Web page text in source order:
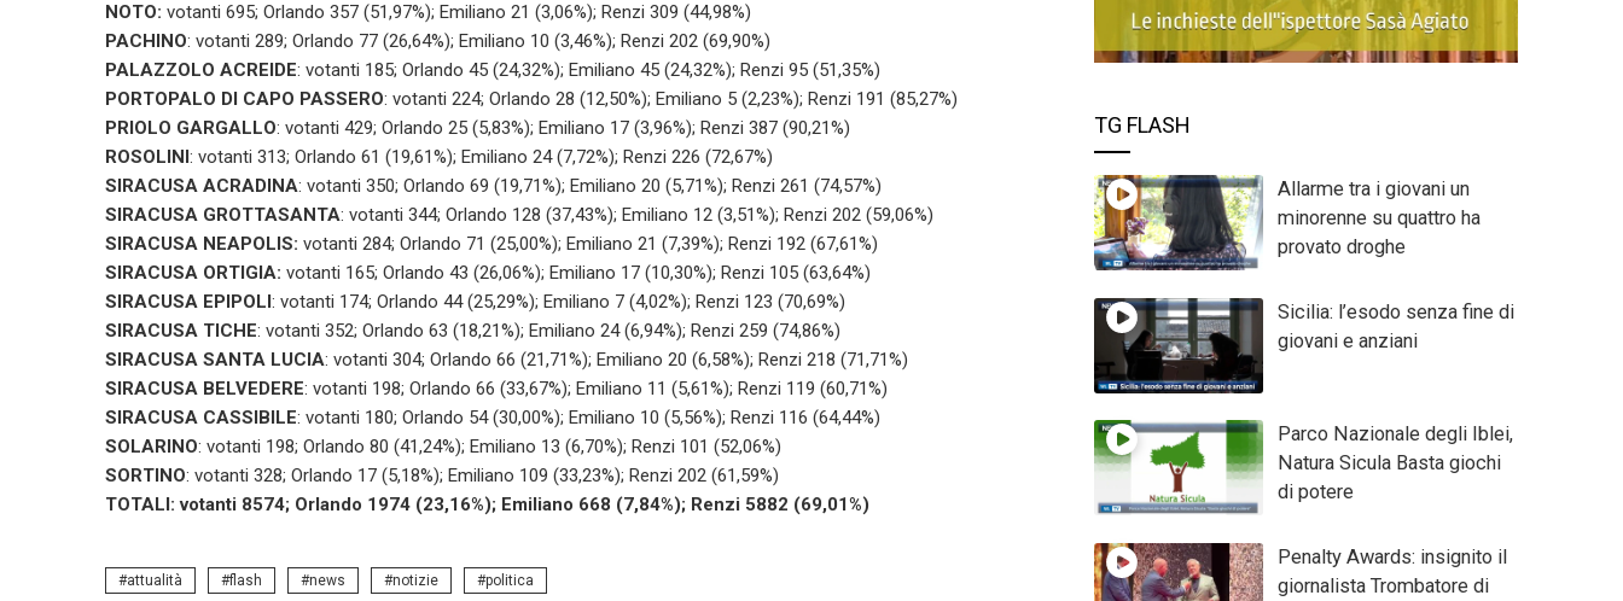
NOTO: votanti 695; Orlando 357 (51,97%); Emiliano 21 (3,06%); Renzi 309 (44,98%)
PACHINO: votanti 289; Orlando 77 (26,64%); Emiliano 10 (3,46%); Renzi 202 (69,90%)
PALAZZOLO ACREIDE: votanti 185; Orlando 45 (24,32%); Emiliano 45 (24,32%); Renzi 95 (51,35%)
PORTOPALO DI CAPO PASSERO: votanti 224; Orlando 28 (12,50%); Emiliano 5 (2,23%); Renzi 191 (85,27%)
PRIOLO GARGALLO: votanti 429; Orlando 25 (5,83%); Emiliano 17 (3,96%); Renzi 387 (90,21%)
ROSOLINI : votanti 313; Orlando 61 (19,61%); Emiliano 24 (7,72%); Renzi 226 (72,67%)
SIRACUSA ACRADINA: votanti 350; Orlando 69 (19,71%); Emiliano 20 (5,71%); Renzi 261 (74,57%)
SIRACUSA GROTTASANTA: votanti 344; Orlando 128 (37,43%); Emiliano 12 (3,51%); Renzi 202 (59,06%)
SIRACUSA NEAPOLIS: votanti 284; Orlando 71 (25,00%); Emiliano 21 (7,39%); Renzi 192 (67,61%)
SIRACUSA ORTIGIA: votanti 165; Orlando 43 (26,06%); Emiliano 17 (10,30%); Renzi 105 (63,64%)
SIRACUSA EPIPOLI : votanti 174; Orlando 44 (25,29%); Emiliano 7 (4,02%); Renzi 123 (70,69%)
SIRACUSA TICHE: votanti 352; Orlando 63 (18,21%); Emiliano 24 (6,94%); Renzi 259 (74,86%)
SIRACUSA SANTA LUCIA: votanti 304; Orlando 66 (21,71%); Emiliano 20 (6,58%); Renzi 218 (71,71%)
SIRACUSA BELVEDERE: votanti 198; Orlando 66 (33,67%); Emiliano 11 (5,61%); Renzi 119 (60,71%)
SIRACUSA CASSIBILE: votanti 180; Orlando 54 (30,00%); Emiliano 10 (5,56%); Renzi 116 (64,44%)
SOLARINO: votanti 198; Orlando 80 (41,24%); Emiliano 13 (6,70%); Renzi 101 (52,06%)
SORTINO: votanti 328; Orlando 17 (5,18%); Emiliano 109 (33,23%); Renzi 202 (61,59%)
TOTALI: votanti 8574; Orlando 1974 (23,16%); Emiliano 668 (7,84%); Renzi 5882 (69,01%)
attualità flash news notizie politica
TG FLASH
Allarme tra i giovani un
minorenne su quattro ha
provato droghe
Sicilia: l’esodo senza fine di
giovani e anziani
Parco Nazionale degli Iblei,
Natura Sicula Basta giochi
di potere
Penalty Awards: insignito il
giornalista Trombatore di